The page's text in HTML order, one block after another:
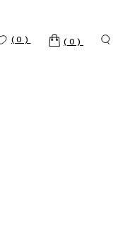
(0) (0)